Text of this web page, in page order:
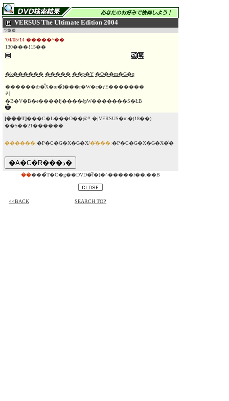
VERSUS The Ultimate Edition 2004
'2000
'04/05/14 �����^��
130���{15��
�k������ ����� ��p�Y �O��m�G�q
������Ԃ�̐X�œ�̃]���r�W�c�ƒE�������
키
�B�V�B�e����ǉ����ĕҏW�������S�ŁB
[���T]���C�L���O��@!! �jVERSUS�m�(18��)
��5��21������
������:�P�C�G�X�G�X/�̔���:�P�C�G�X�G�X�̔�
�� ���̃T�C�g��DVD�̂݃f�[�^�����ł��܂��B
<<BACK SEARCH TOP